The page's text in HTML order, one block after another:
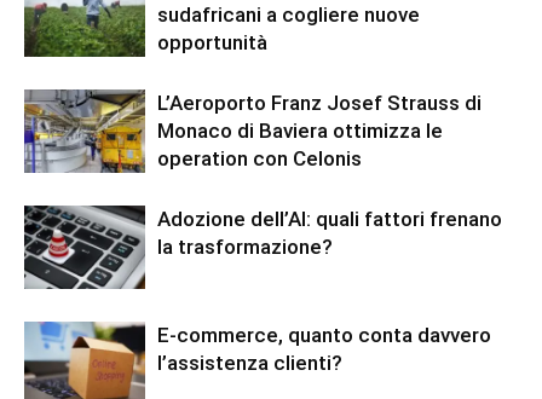
sudafricani a cogliere nuove
opportunità
L’Aeroporto Franz Josef Strauss di
Monaco di Baviera ottimizza le
operation con Celonis
Adozione dell’AI: quali fattori frenano
la trasformazione?
E-commerce, quanto conta davvero
l’assistenza clienti?